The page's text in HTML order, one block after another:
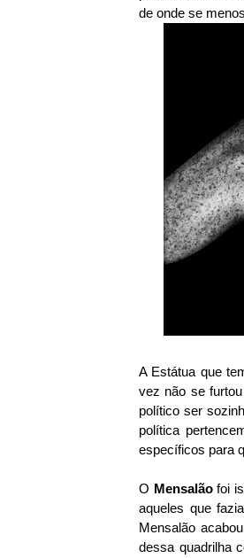
de onde se
A Estátua que
vez não se
político ser
política
específicos para
O Mensalãofoi
aqueles que
Mensalão
dessa quadrilha